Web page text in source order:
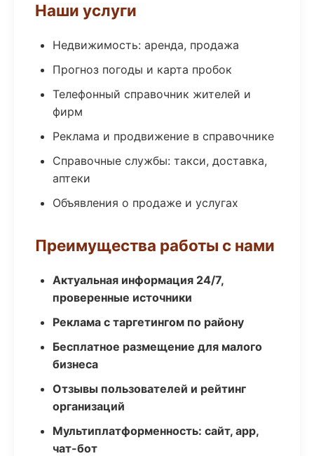
Наши услуги
Недвижимость: аренда, продажа
Прогноз погоды и карта пробок
Телефонный справочник жителей и
фирм
Реклама и продвижение в справочнике
Справочные службы: такси, доставка,
аптеки
Объявления о продаже и услугах
Преимущества работы с нами
Актуальная информация 24/7,
проверенные источники
Реклама с таргетингом по району
Бесплатное размещение для малого
бизнеса
Отзывы пользователей и рейтинг
организаций
Мультиплатформенность: сайт, app,
чат-бот